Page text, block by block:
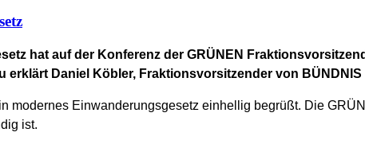
hat auf der Konferenz der GRÜNEN
Daniel Köbler, Fraktionsvorsitzender von
modernes Einwanderungsgesetz einhellig begrüßt. Die
ist.